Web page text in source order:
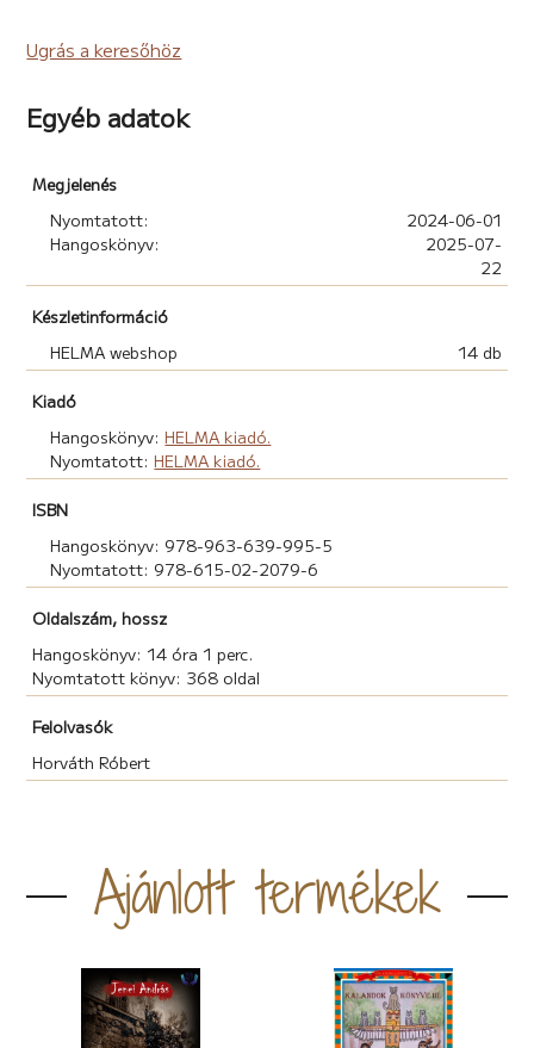
Ugrás a keresőhöz
Egyéb adatok
Megjelenés
Nyomtatott:
2024-06-01
Hangoskönyv:
2025-07-
22
Készletinformáció
HELMA webshop
14 db
Kiadó
Hangoskönyv: HELMA kiadó.
Nyomtatott: HELMA kiadó.
ISBN
Hangoskönyv: 978-963-639-995-5
Nyomtatott: 978-615-02-2079-6
Oldalszám, hossz
Hangoskönyv: 14 óra 1 perc.
Nyomtatott könyv: 368 oldal
Felolvasók
Horváth Róbert
Ajánlott termékek